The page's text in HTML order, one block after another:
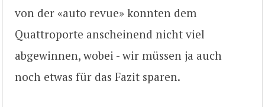
von der «auto revue» konnten dem
Quattroporte anscheinend nicht viel
abgewinnen, wobei - wir müssen ja auch
noch etwas für das Fazit sparen.